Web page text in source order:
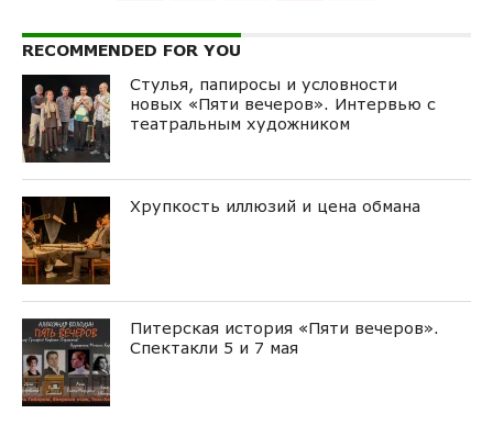
RECOMMENDED FOR YOU
Стулья, папиросы и условности
новых «Пяти вечеров». Интервью с
театральным художником
Хрупкость иллюзий и цена обмана
Питерская история «Пяти вечеров».
Спектакли 5 и 7 мая